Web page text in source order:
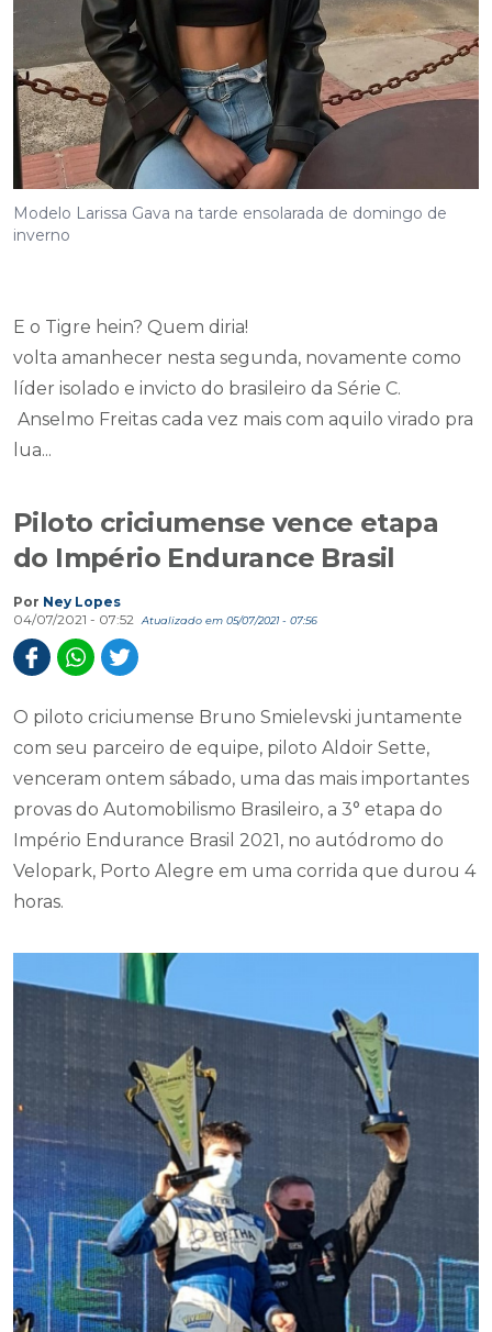
Modelo Larissa Gava na tarde ensolarada de domingo de
inverno
E o Tigre hein? Quem diria!
volta amanhecer nesta segunda, novamente como
líder isolado e invicto do brasileiro da Série C.
Anselmo Freitas cada vez mais com aquilo virado pra
lua...
Piloto criciumense vence etapa
do Império Endurance Brasil
Por Ney Lopes
04/07/2021 - 07:52
Atualizado em 05/07/2021 - 07:56
O piloto criciumense Bruno Smielevski juntamente
com seu parceiro de equipe, piloto Aldoir Sette,
venceram ontem sábado, uma das mais importantes
provas do Automobilismo Brasileiro, a 3° etapa do
Império Endurance Brasil 2021, no autódromo do
Velopark, Porto Alegre em uma corrida que durou 4
horas.